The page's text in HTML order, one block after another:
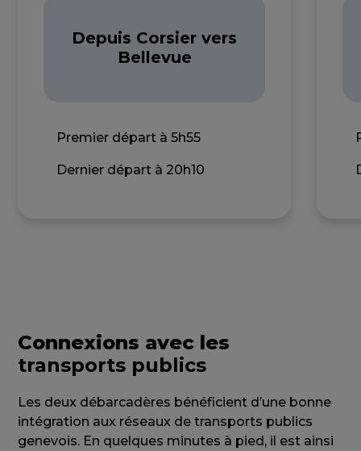
Depuis Corsier vers
Bellevue
Premier départ à 5h55
Dernier départ à 20h10
Connexions avec les
transports publics
Les deux débarcadères bénéficient d’une bonne
intégration aux réseaux de transports publics
genevois. En quelques minutes à pied, il est ainsi